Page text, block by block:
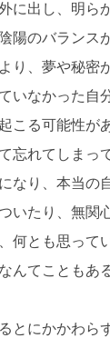
に出し、明ら
のバランス
り、夢や秘密
いなかった自
こる可能性が
忘れてしまっ
なり、本当の
いたり、無関
何とも思って
んてこともあ
とにかかわら